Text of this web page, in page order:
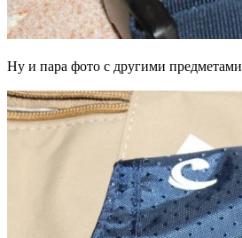
Ну и пара фото с другими предметами